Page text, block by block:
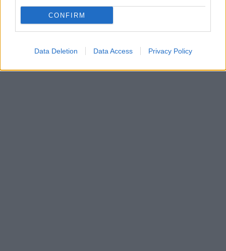
CONFIRM
Data Deletion Data Access Privacy Policy